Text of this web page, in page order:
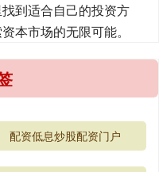
到适合自己的投资方
本市场的无限可能。
配资低息炒股配资门户